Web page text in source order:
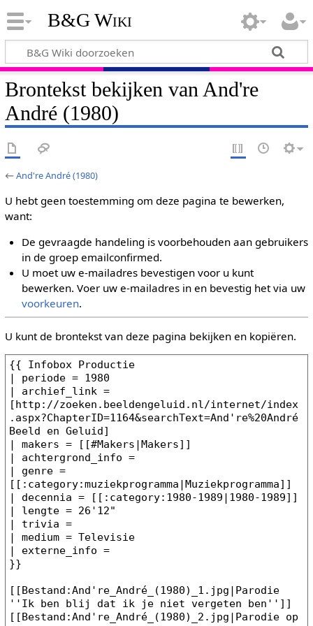
B&G Wiki
Brontekst bekijken van And're
André (1980)
←And're André (1980)
U hebt geen toestemming om deze pagina te bewerken,
want:
De gevraagde handeling is voorbehouden aan gebruikers
in de groep emailconfirmed.
U moet uw e-mailadres bevestigen voor u kunt
bewerken. Voer uw e-mailadres in en bevestig het via uw
voorkeuren.
U kunt de brontekst van deze pagina bekijken en kopiëren.